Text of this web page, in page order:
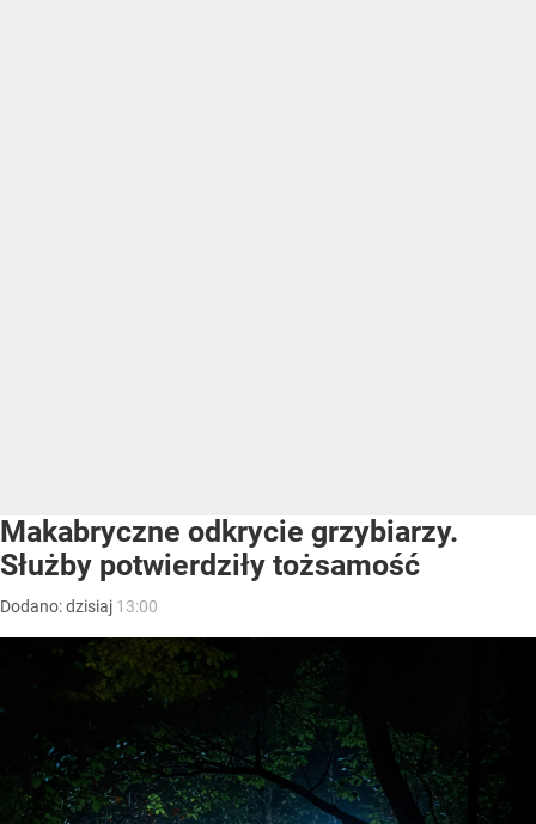
Makabryczne odkrycie grzybiarzy.
Służby potwierdziły tożsamość
Dodano:dzisiaj 13:00